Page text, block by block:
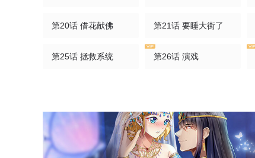
第20话 借花献佛 第21话 要睡大街了
第25话 拯救系统 第26话 演戏
第35话 好消息 第36话 这里只是游戏世界
第40话 你要负责 第41话 他们的关系